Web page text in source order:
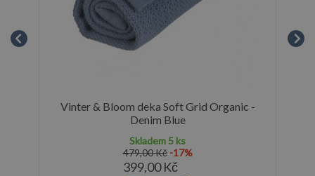
Vinter & Bloom deka Soft Grid Organic -
Denim Blue
Skladem 5 ks
479,00 Kč -17%
399,00 Kč